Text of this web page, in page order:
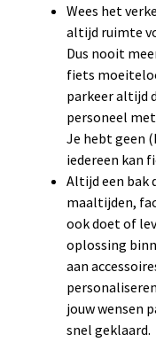
Wees het
altijd ruimte
Dus nooit
fiets
parkeer altijd
personeel
Je hebt geen
iedereen kan
Altijd een bak
maaltijden,
ook doet of
oplossing
aan
jouw wensen
snel geklaard.